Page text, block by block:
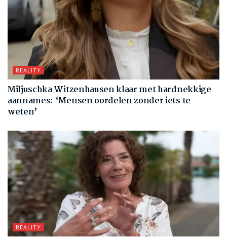
REALITY
Miljuschka Witzenhausen klaar met hardnekkige
aannames: ‘Mensen oordelen zonder iets te
weten’
REALITY